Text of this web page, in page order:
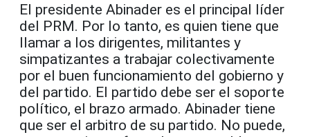
El presidente Abinader es el principal líder
del PRM. Por lo tanto, es quien tiene que
llamar a los dirigentes, militantes y
simpatizantes a trabajar colectivamente
por el buen funcionamiento del gobierno y
del partido. El partido debe ser el soporte
político, el brazo armado. Abinader tiene
que ser el arbitro de su partido. No puede,